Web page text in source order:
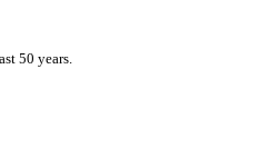
50 years.